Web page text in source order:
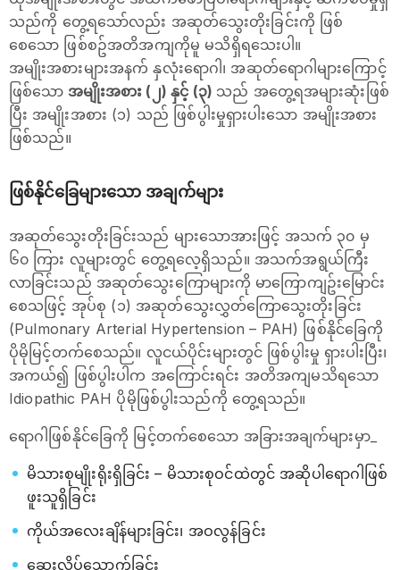
သည်ကို တွေ့ရသော်လည်း အဆုတ်သွေးတိုးခြင်းကို ဖြစ်
စေသော ဖြစ်စဥ်အတိအကျကိုမူ မသိရှိရသေးပါ။
အမျိုးအစားများအနက် နှလုံးရောဂါ၊ အဆုတ်ရောဂါများကြောင့်
ဖြစ်သော အမျိုးအစား (၂) နှင့် (၃) သည် အတွေ့ရအများဆုံးဖြစ်
ပြီး အမျိုးအစား (၁) သည် ဖြစ်ပွါးမှုရှားပါးသော အမျိုးအစား
ဖြစ်သည်။
ဖြစ်နိုင်ခြေများသော အချက်များ
အဆုတ်သွေးတိုးခြင်းသည် များသောအားဖြင့် အသက် ၃၀ မှ
၆၀ ကြား လူများတွင် တွေ့ရလေ့ရှိသည်။ အသက်အရွယ်ကြီး
လာခြင်းသည် အဆုတ်သွေးကြောများကို မာကြောကျဥ်းမြောင်း
စေသဖြင့် အုပ်စု (၁) အဆုတ်သွေးလွှတ်ကြောသွေးတိုးခြင်း
(Pulmonary Arterial Hypertension – PAH) ဖြစ်နိုင်ခြေကို
ပိုမိုမြင့်တက်စေသည်။ လူငယ်ပိုင်းများတွင် ဖြစ်ပွါးမှု ရှားပါးပြီး၊
အကယ်၍ ဖြစ်ပွါးပါက အကြောင်းရင်း အတိအကျမသိရသော
Idiopathic PAH ပိုမိုဖြစ်ပွါးသည်ကို တွေ့ရသည်။
ရောဂါဖြစ်နိုင်ခြေကို မြင့်တက်စေသော အခြားအချက်များမှာ_
မိသားစုမျိုးရိုးရှိခြင်း – မိသားစုဝင်ထဲတွင် အဆိုပါရောဂါဖြစ်
ဖူးသူရှိခြင်း
ကိုယ်အလေးချိန်များခြင်း၊ အဝလွန်ခြင်း
ဆေးလိပ်သောက်ခြင်း